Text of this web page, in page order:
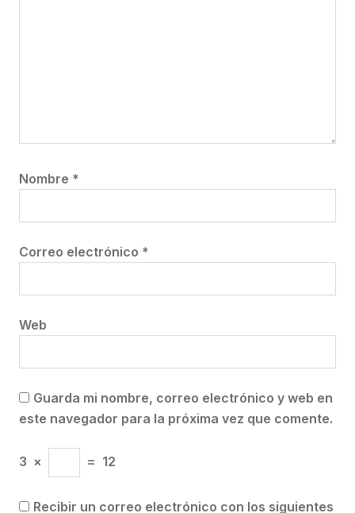
Nombre *
Correo electrónico *
Web
Guarda mi nombre, correo electrónico y web en
este navegador para la próxima vez que comente.
3 × = 12
Recibir un correo electrónico con los siguientes